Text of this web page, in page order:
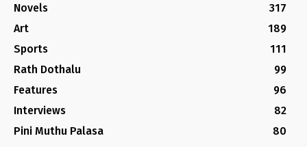
Novels
317
Art
189
Sports
111
Rath Dothalu
99
Features
96
Interviews
82
Pini Muthu Palasa
80